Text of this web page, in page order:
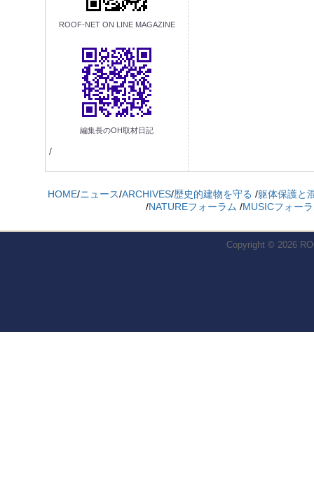
ROOF-NET ON LINE MAGAZINE
編集長のOH取材日記
/
HOME/ニュース/ARCHIVES/歴史的建物を守る /躯体保護と
/NATUREフォーラム /MUSICフォー
Copyright © 2026